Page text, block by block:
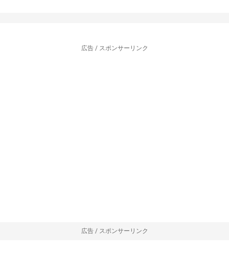
広告 / スポンサーリンク
広告 / スポンサーリンク